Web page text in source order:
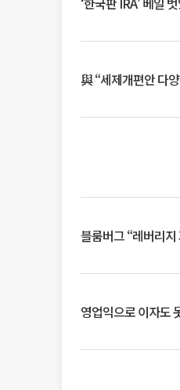
與 “세제개편안 다
블룸버그 “레버리
영업익으로 이자도